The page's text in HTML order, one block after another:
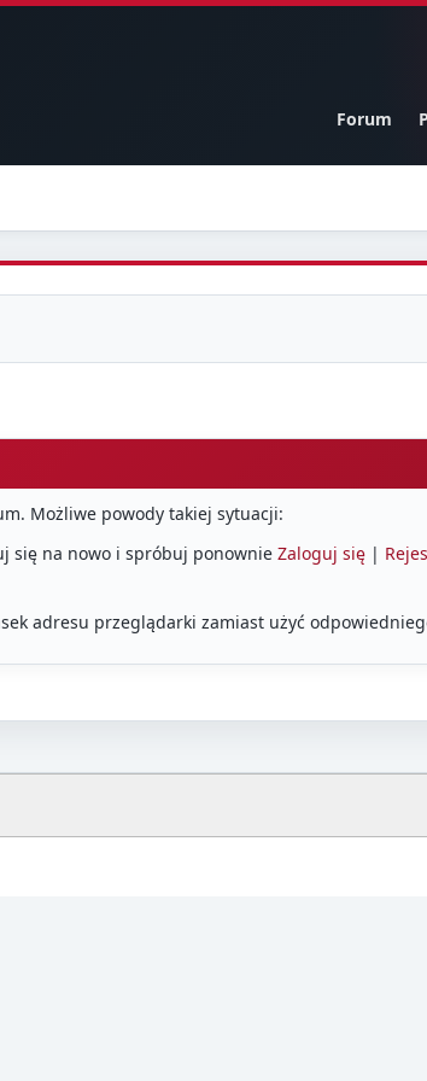
Forum
Możliwe powody takiej sytuacji:
się na nowo i spróbuj ponownie Zaloguj się |
adresu przeglądarki zamiast użyć